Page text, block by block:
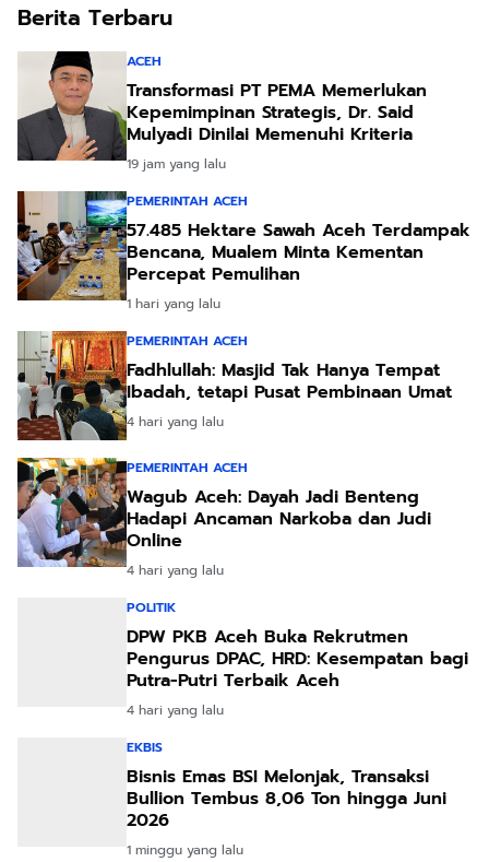
Berita Terbaru
ACEH
Transformasi PT PEMA Memerlukan
Kepemimpinan Strategis, Dr. Said
Mulyadi Dinilai Memenuhi Kriteria
19 jam yang lalu
PEMERINTAH ACEH
57.485 Hektare Sawah Aceh Terdampak
Bencana, Mualem Minta Kementan
Percepat Pemulihan
1 hari yang lalu
PEMERINTAH ACEH
Fadhlullah: Masjid Tak Hanya Tempat
Ibadah, tetapi Pusat Pembinaan Umat
4 hari yang lalu
PEMERINTAH ACEH
Wagub Aceh: Dayah Jadi Benteng
Hadapi Ancaman Narkoba dan Judi
Online
4 hari yang lalu
POLITIK
DPW PKB Aceh Buka Rekrutmen
Pengurus DPAC, HRD: Kesempatan bagi
Putra-Putri Terbaik Aceh
4 hari yang lalu
EKBIS
Bisnis Emas BSI Melonjak, Transaksi
Bullion Tembus 8,06 Ton hingga Juni
2026
1 minggu yang lalu